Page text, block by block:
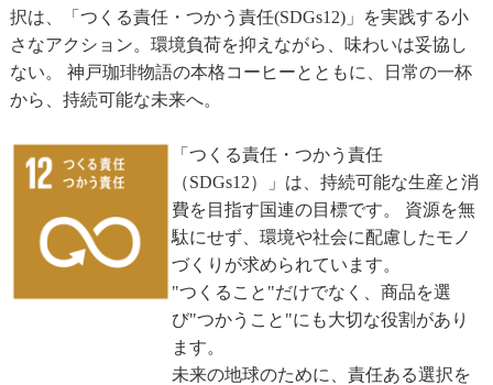
択は、「つくる責任・つかう責任(SDGs12)」を実践する小
さなアクション。環境負荷を抑えながら、味わいは妥協し
ない。
神戸珈琲物語の本格コーヒーとともに、日常の一杯
から、持続可能な未来へ。
「つくる責任・つかう責任
（SDGs12）」は、持続可能な生産と消
費を目指す国連の目標です。
資源を無
駄にせず、環境や社会に配慮したモノ
づくりが求められています。
"つくること"だけでなく、商品を選
び"つかうこと"にも大切な役割があり
ます。
未来の地球のために、責任ある選択を